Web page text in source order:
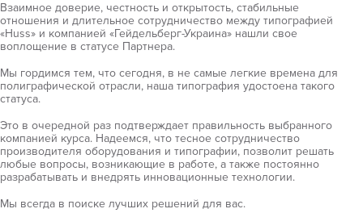
Взаимное доверие, честность и открытость, стабильные
отношения и длительное сотрудничество между типографией
«Huss» и компанией «Гейдельберг-Украина» нашли свое
воплощение в статусе Партнера.
Мы гордимся тем, что сегодня, в не самые легкие времена для
полиграфической отрасли, наша типография удостоена такого
статуса.
Это в очередной раз подтверждает правильность выбранного
компанией курса. Надеемся, что тесное сотрудничество
производителя оборудования и типографии, позволит решать
любые вопросы, возникающие в работе, а также постоянно
разрабатывать и внедрять инновационные технологии.
Мы всегда в поиске лучших решений для вас.